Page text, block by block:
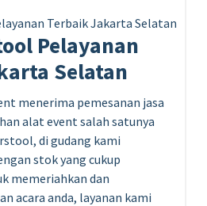
Pelayanan
Selatan
menerima pemesanan jasa
alat event salah satunya
di gudang kami
stok yang cukup
memeriahkan dan
acara anda, layanan kami